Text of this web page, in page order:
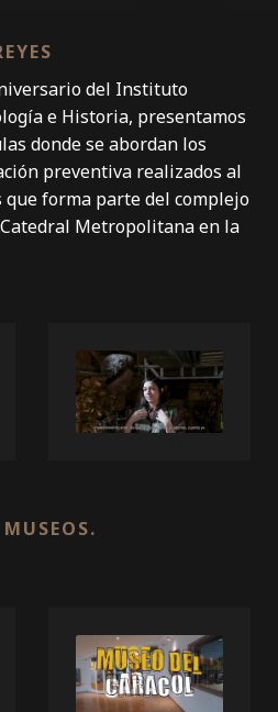
del Instituto
e Historia, presentamos
donde se abordan los
preventiva realizados al
que forma parte del complejo
Metropolitana en la